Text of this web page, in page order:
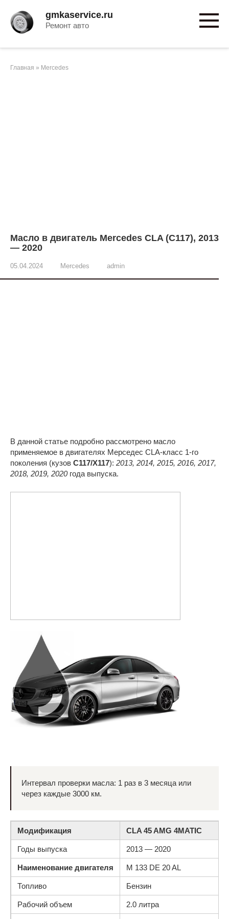
контенту
gmkaservice.ru
Ремонт авто
Главная » Mercedes
Масло в двигатель Mercedes CLA (C117), 2013
— 2020
05.04.2024 Mercedes admin
В данной статье подробно рассмотрено масло
применяемое в двигателях Мерседес CLА-класс 1-го
поколения (кузов C117/X117): 2013, 2014, 2015, 2016, 2017,
2018, 2019, 2020года выпуска.
Интервал проверки масла: 1 раз в 3 месяца или
через каждые 3000 км.
Модификация CLA 45 AMG 4MATIC
Годы выпуска 2013 — 2020
Наименование двигателя M 133 DE 20 AL
Топливо Бензин
Рабочий объем 2.0 литра